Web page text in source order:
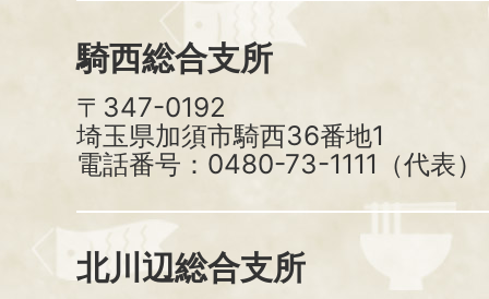
騎西総合支所
〒347-0192
埼玉県加須市騎西36番地1
電話番号：0480-73-1111（代表）
北川辺総合支所